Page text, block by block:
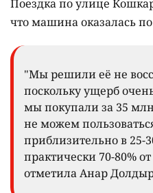
Поездка по улице
что машина оказалась по
"Мы решили её не
поскольку ущерб
мы покупали за 35
не можем
приблизительно в 25-
практически 70-80%
отметила Анар